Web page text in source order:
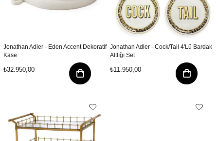
Jonathan Adler - Eden Accent Dekoratif
Kase
₺32.950,00
Jonathan Adler - Cock/Tail 4'Lü Bardak
Altlığı Set
₺11.950,00